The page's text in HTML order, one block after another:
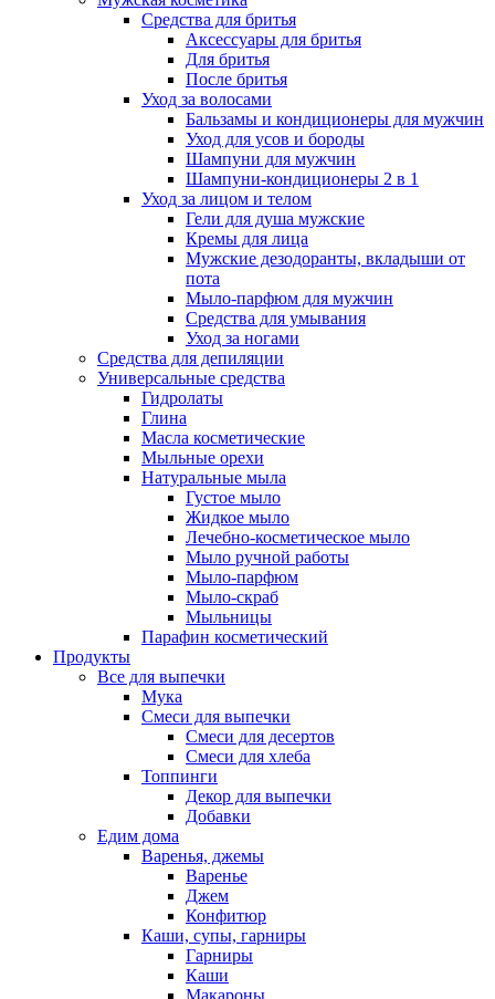
Средства для бритья
Аксессуары для бритья
Для бритья
После бритья
Уход за волосами
Бальзамы и кондиционеры для мужчин
Уход для усов и бороды
Шампуни для мужчин
Шампуни-кондиционеры 2 в 1
Уход за лицом и телом
Гели для душа мужские
Кремы для лица
Мужские дезодоранты, вкладыши от
пота
Мыло-парфюм для мужчин
Средства для умывания
Уход за ногами
Средства для депиляции
Универсальные средства
Гидролаты
Глина
Масла косметические
Мыльные орехи
Натуральные мыла
Густое мыло
Жидкое мыло
Лечебно-косметическое мыло
Мыло ручной работы
Мыло-парфюм
Мыло-скраб
Мыльницы
Парафин косметический
Продукты
Все для выпечки
Мука
Смеси для выпечки
Смеси для десертов
Смеси для хлеба
Топпинги
Декор для выпечки
Добавки
Едим дома
Варенья, джемы
Варенье
Джем
Конфитюр
Каши, супы, гарниры
Гарниры
Каши
Макароны